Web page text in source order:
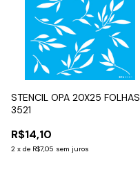
STENCIL OPA 20X25 FOLHAS
3521
R$14,10
2 x de R$7,05 sem juros